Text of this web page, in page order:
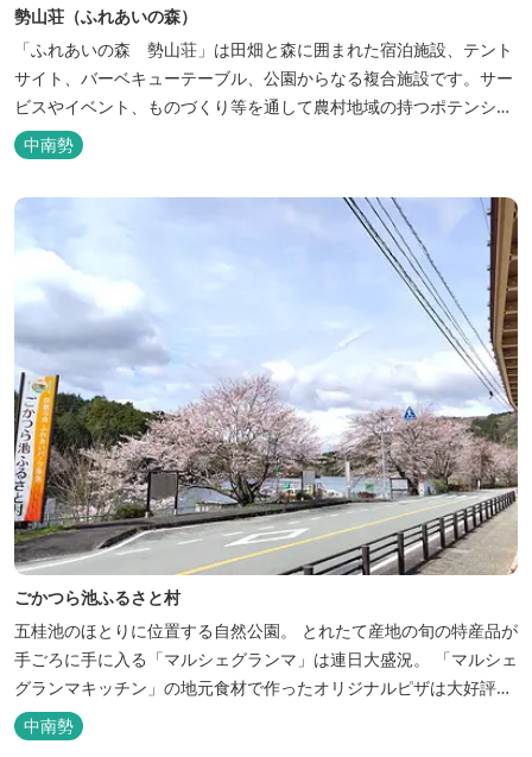
勢山荘（ふれあいの森）
「ふれあいの森 勢山荘」は田畑と森に囲まれた宿泊施設、テント
サイト、バーベキューテーブル、公園からなる複合施設です。サー
ビスやイベント、ものづくり等を通して農村地域の持つポテンシャ
ルを発信しています。 めだかやタガメなど水生生物が生息し、初夏
にはホタルが飛び交う「メダカ池」や、約９０００本のあじさいが
中南勢
ごかつら池ふるさと村
五桂池のほとりに位置する自然公園。 とれたて産地の旬の特産品が
手ごろに手に入る「マルシェグランマ」は連日大盛況。 「マルシェ
グランマキッチン」の地元食材で作ったオリジナルピザは大好評！
バーベキューも楽しめます。食材と必要な道具がセットになった
「手ぶらバーベキューセット」も人気です。 『ごかつら池どうぶつ
中南勢